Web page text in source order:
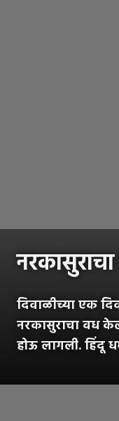
दिवाळीच्या एक
नरकासुराचा वध
होऊ लागली. हिंदू